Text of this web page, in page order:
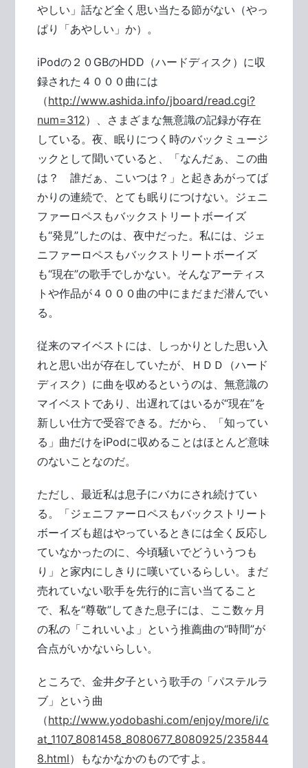
やしい」話など全く思い当たる節がない（やっ
ぱり「あやしい」か）。
iPodの２０GBのHDD（ハードディスク）に収
録された４０００曲には
（http://www.ashida.info/jboard/read.cgi?
num=312）、さまざまな無意識の記録が存在
している。夜、眠りにつく時のバックミュージ
ックとして聞いていると、「なんだぁ、この曲
は？ 誰だぁ、こいつは？」と起きあがってば
かりの連続で、とても眠りにつけない。ジェニ
ファーロペスもバックストリートボーイズ
も“発見”したのは、夜中だった。私には、ジェ
ニファーロペスもバックストリートボーイズ
も“現在”の歌手でしかない。そんなアーティス
トや作品が４０００曲の中にまだまだ潜んでい
る。
従来のマイベストには、しっかりとした思い入
れと思い出が存在していたが、ＨＤＤ（ハード
ディスク）に曲を収めるというのは、無意識の
マイベストであり、出遅れてはいるが“現在”を
新しい仕方で受容できる。だから、「知ってい
る」曲だけをiPodに収めることはほとんど意味
のないことなのだ。
ただし、最近私は息子にバカにされ続けてい
る。「ジェニファーロペスもバックストリート
ボーイズも超はやっているときには全く反応し
ていなかったのに、今頃騒いでどういうつも
り」と家内にしきりに嘆いているらしい。まだ
売れていない歌手を先行的に言い当てること
で、私を“尊敬”してきた息子には、ここ数ヶ月
の私の「これいいよ」という推薦曲の“時間”が
合点がいかないらしい。
ところで、金井夕子という歌手の「パステルラ
ブ」という曲
（http://www.yodobashi.com/enjoy/more/i/c
at_1107_8081458_8080677_8080925/235844
8.html）もなかなかのものですよ。